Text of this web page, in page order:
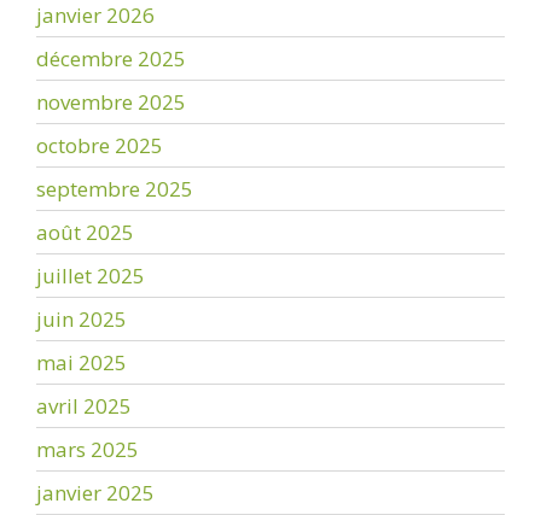
janvier 2026
décembre 2025
novembre 2025
octobre 2025
septembre 2025
août 2025
juillet 2025
juin 2025
mai 2025
avril 2025
mars 2025
janvier 2025